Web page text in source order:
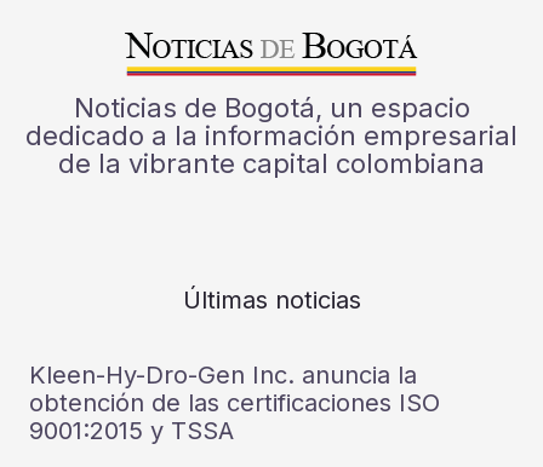
Noticias de Bogotá, un espacio
dedicado a la información empresarial
de la vibrante capital colombiana
Últimas noticias
Kleen-Hy-Dro-Gen Inc. anuncia la
obtención de las certificaciones ISO
9001:2015 y TSSA